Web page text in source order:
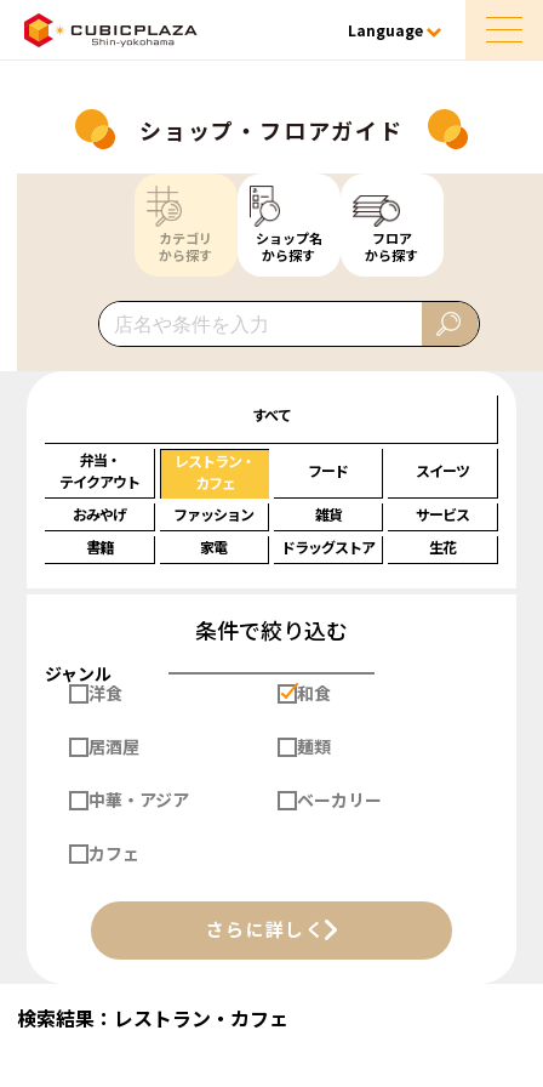
Language
ショップ・フロアガイド
カテゴリ
から探す
ショップ名
から探す
フロア
から探す
すべて
弁当・
テイクアウト
レストラン・
カフェ
フード スイーツ
おみやげ ファッション 雑貨
サービス
書籍
家電 ドラッグストア 生花
条件で絞り込む
ジャンル
洋食
和食
居酒屋 麺類
中華・アジア ベーカリー
カフェ
さらに詳しく
検索結果：レストラン・カフェ